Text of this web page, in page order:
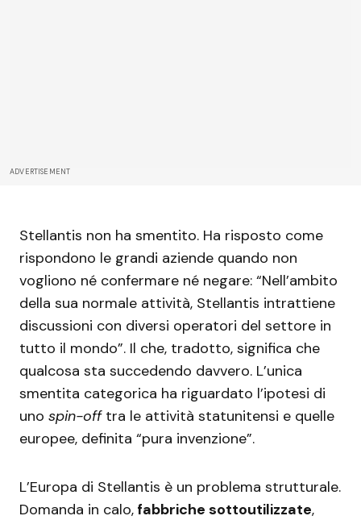
ADVERTISEMENT
Stellantis non ha smentito. Ha risposto come
rispondono le grandi aziende quando non
vogliono né confermare né negare: “Nell’ambito
della sua normale attività, Stellantis intrattiene
discussioni con diversi operatori del settore in
tutto il mondo”. Il che, tradotto, significa che
qualcosa sta succedendo davvero. L’unica
smentita categorica ha riguardato l’ipotesi di
uno spin-off tra le attività statunitensi e quelle
europee, definita “pura invenzione”.
L’Europa di Stellantis è un problema strutturale.
Domanda in calo, fabbriche sottoutilizzate,